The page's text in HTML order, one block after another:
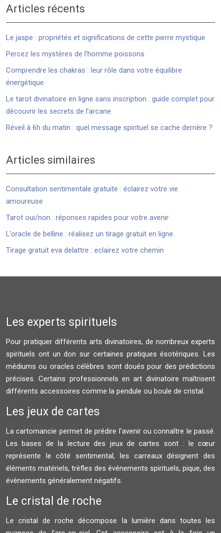
Articles récents
Le jaspe : propriétés et significations de cette pierre mystique
Percez les mystères de l’homme poissons
Comprendre les chakras : leur rôle dans votre équilibre
énergétique
Le tarot divinatoire en ligne sans inscription : guide complet pour
découvrir les secrets de l’arcane
Réveil à 6h du matin : quel message spirituel se cache derrière ?
Articles similaires
Consultation sentimentale gratuite : éclairez votre vie
amoureuse
Tarot oui/non : réponses rapides pour votre avenir
L’oracle de belline : réalisez un tirage gratuit en ligne
Tirage gratuit eva delattre : eclairez votre chemin
Les experts spirituels
Pour pratiquer différents arts divinatoires, de nombreux experts
spirituels ont un don sur certaines pratiques ésotériques. Les
médiums ou oracles célèbres sont doués pour des prédictions
précises. Certains professionnels en art divinatoire maîtrisent
différents accessoires comme la pendule ou boule de cristal.
Les jeux de cartes
La cartomancie permet de prédire l’avenir ou connaître le passé.
Les bases de la lecture des jeux de cartes sont : le cœur
représente le côté sentimental, les carreaux désignent des
éléments matériels, trèfles des événements spirituels, pique, des
événements généralement négatifs.
Le cristal de roche
Le cristal de roche décompose la lumière dans toutes les